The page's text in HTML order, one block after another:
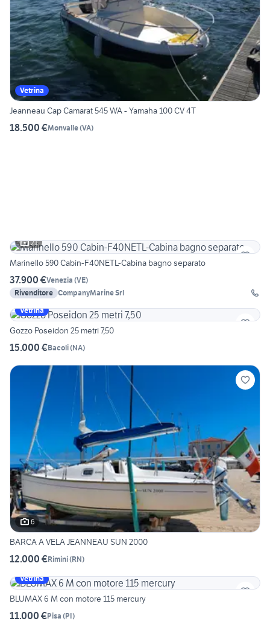
Vetrina
Jeanneau Cap Camarat 545 WA - Yamaha 100 CV 4T
18.500 €Monvalle(VA)
21
Marinello 590 Cabin-F40NETL-Cabina bagno separato
37.900 €Venezia (VE)
Rivenditore CompanyMarine Srl
Vetrina
Gozzo Poseidon 25 metri 7,50
15.000 €Bacoli(NA)
6
BARCA A VELA JEANNEAU SUN 2000
12.000 €Rimini(RN)
Vetrina
BLUMAX 6 M con motore 115 mercury
11.000 €Pisa (PI)